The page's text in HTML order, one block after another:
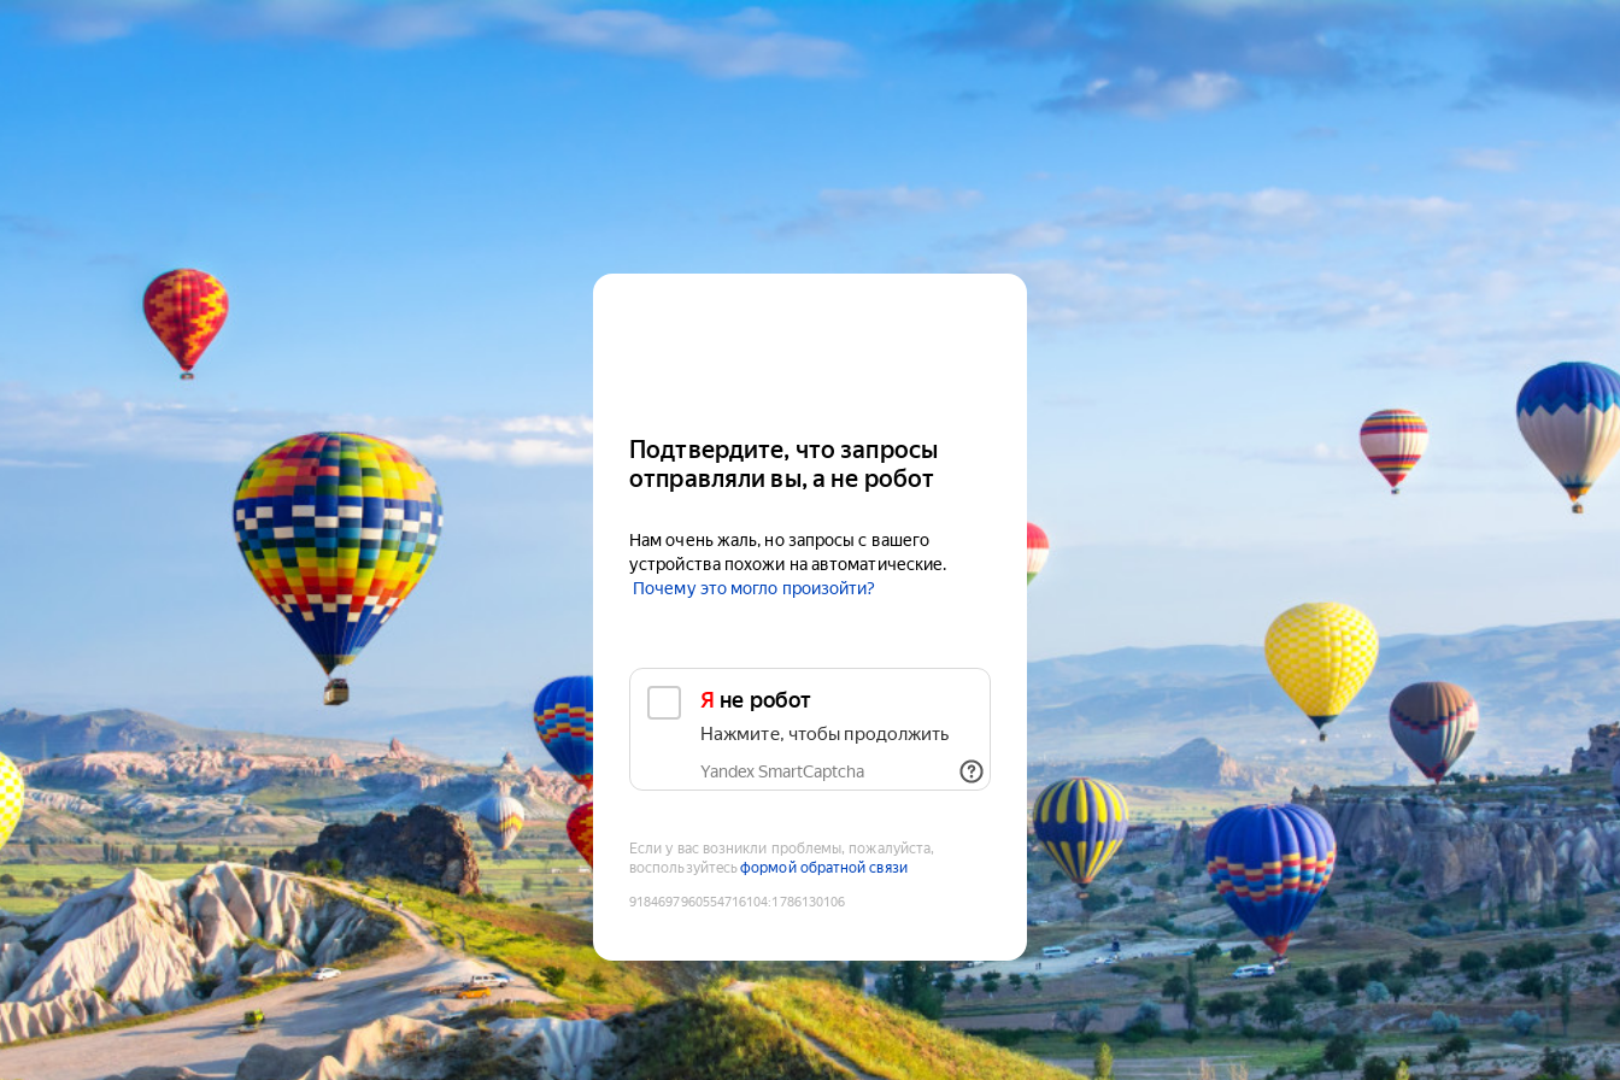
Подтвердите, что запросы
отправляли вы, а не робот
Нам очень жаль, но запросы с вашего
устройства похожи на автоматические.
Почему это могло произойти?
Я не робот
Нажмите, чтобы продолжить
Yandex SmartCaptcha
Если у вас возникли проблемы, пожалуйста,
воспользуйтесьформой обратной связи
9184697960554716104:1786130106